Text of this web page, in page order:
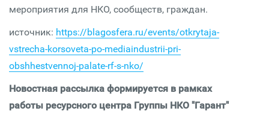
мероприятия для НКО, сообществ, граждан.
источник: https://blagosfera.ru/events/otkrytaja-
vstrecha-korsoveta-po-mediaindustrii-pri-
obshhestvennoj-palate-rf-s-nko/
Новостная рассылка формируется в рамках
работы ресурсного центра Группы НКО "Гарант"